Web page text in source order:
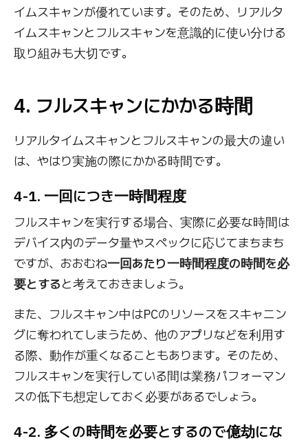
イムスキャンが優れています。そのため、リアルタ
イムスキャンとフルスキャンを意識的に使い分ける
取り組みも大切です。
4. フルスキャンにかかる時間
リアルタイムスキャンとフルスキャンの最大の違い
は、やはり実施の際にかかる時間です。
4-1. 一回につき一時間程度
フルスキャンを実行する場合、実際に必要な時間は
デバイス内のデータ量やスペックに応じてまちまち
ですが、おおむね一回あたり一時間程度の時間を必
要とすると考えておきましょう。
また、フルスキャン中はPCのリソースをスキャニン
グに奪われてしまうため、他のアプリなどを利用す
る際、動作が重くなることもあります。そのため、
フルスキャンを実行している間は業務パフォーマン
スの低下も想定しておく必要があるでしょう。
4-2. 多くの時間を必要とするので億劫にな